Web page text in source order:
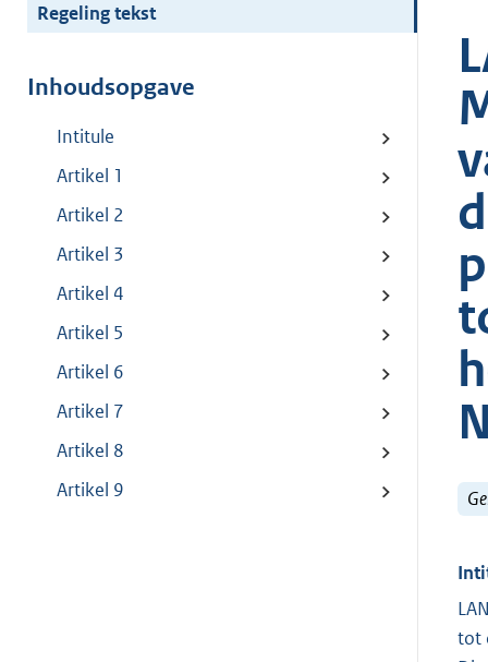
Regeling tekst
Inhoudsopgave
Intitule
Artikel 1
Artikel 2
Artikel 3
Artikel 4
Artikel 5
Artikel 6
Artikel 7
Artikel 8
Artikel 9
tot